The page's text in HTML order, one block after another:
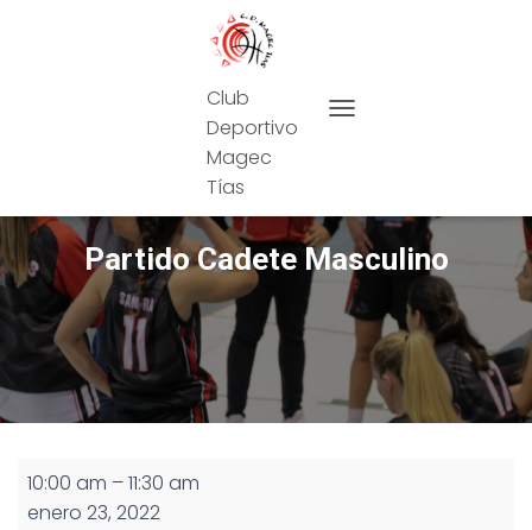
Club
Deportivo
Magec
Tías
Partido Cadete Masculino
Partido
Cadete
10:00 am –11:30 am
enero 23, 2022